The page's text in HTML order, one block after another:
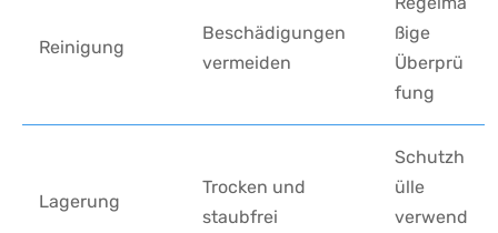
Reinigung
Beschädigungen
vermeiden
ßige‍
Überprü
fung
Lagerung
Trocken und
staubfrei
Schutzh
ülle
verwend